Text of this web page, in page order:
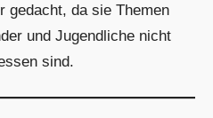
gedacht, da sie Themen
und Jugendliche nicht
sind.